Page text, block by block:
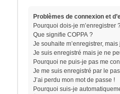
Problèmes de connexion et
Pourquoi dois-je m’enregistrer
Que signifie COPPA ?
Je souhaite m’enregistrer, mais
Je suis enregistré mais je ne
Pourquoi ne puis-je pas me
Je me suis enregistré par le
J’ai perdu mon mot de passe !
Pourquoi suis-je